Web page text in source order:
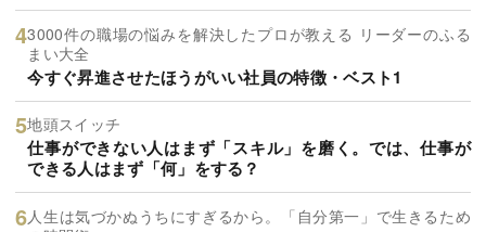
3000件の職場の悩みを解決したプロが教える リーダーのふる
まい大全
今すぐ昇進させたほうがいい社員の特徴・ベスト1
地頭スイッチ
仕事ができない人はまず「スキル」を磨く。では、仕事が
できる人はまず「何」をする？
人生は気づかぬうちにすぎるから。「自分第一」で生きるため